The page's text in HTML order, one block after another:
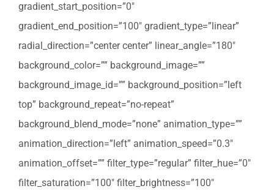
gradient_start_position=”0″
gradient_end_position=”100″ gradient_type=”linear”
radial_direction=”center center” linear_angle=”180″
background_color=”” background_image=””
background_image_id=”” background_position=”left
top” background_repeat=”no-repeat”
background_blend_mode=”none” animation_type=””
animation_direction=”left” animation_speed=”0.3″
animation_offset=”” filter_type=”regular” filter_hue=”0″
filter_saturation=”100″ filter_brightness=”100″